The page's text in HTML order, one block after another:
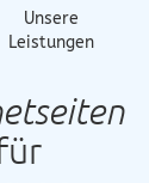
Unsere
Leistungen